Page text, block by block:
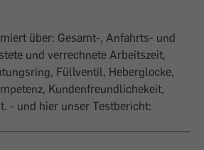
über: Gesamt-, Anfahrts- und
und verrechnete Arbeitszeit,
Füllventil, Heberglocke,
Kundenfreundlichekeit,
- und hier unser Testbericht: